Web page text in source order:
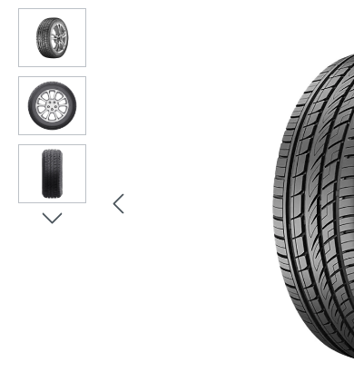
Bildergalerie überspringen